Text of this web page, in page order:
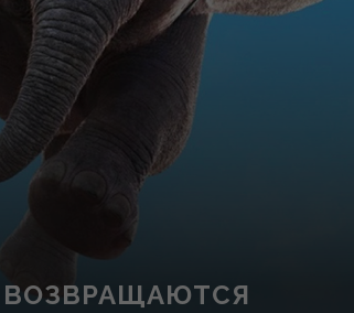
ВОЗВРАЩАЮТСЯ